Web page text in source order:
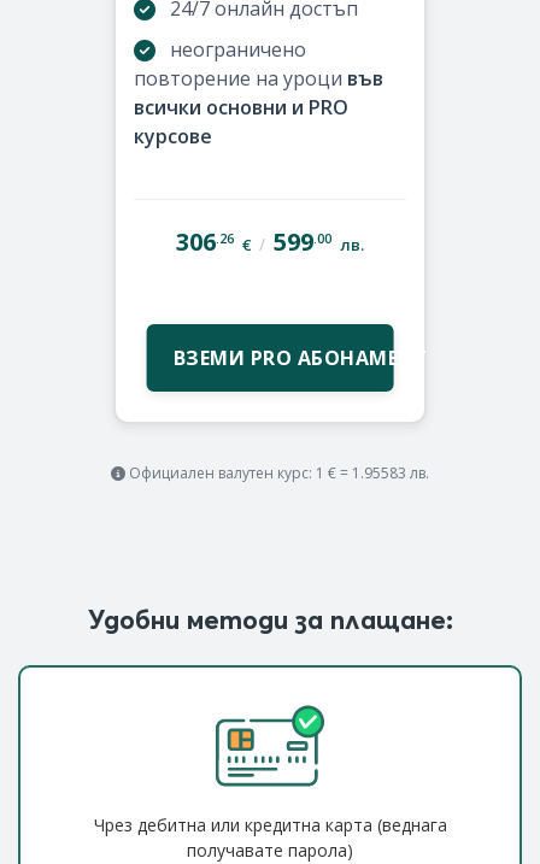
24/7 онлайн достъп
неограничено
повторение на уроци във
всички основни и PRO
курсове
306 .26 € / 599 .00 лв.
ВЗЕМИ PRO АБОНАМЕНТ
Официален валутен курс: 1 € = 1.95583 лв.
Удобни методи за плащане:
Чрез дебитна или кредитна карта (веднага
получавате парола)